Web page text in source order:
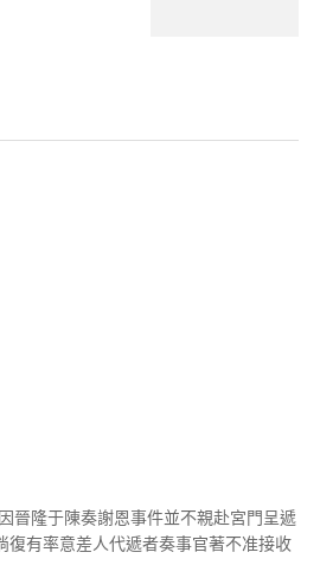
晉隆于陳奏謝恩事件並不親赴宮門呈遞
復有率意差人代遞者奏事官著不准接收